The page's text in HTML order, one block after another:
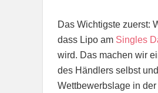
Das Wichtigste zuerst:
dass Lipo am Singles
wird. Das machen wir
des Händlers selbst
Wettbewerbslage in